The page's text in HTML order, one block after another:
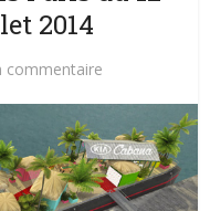
2014
commentaire